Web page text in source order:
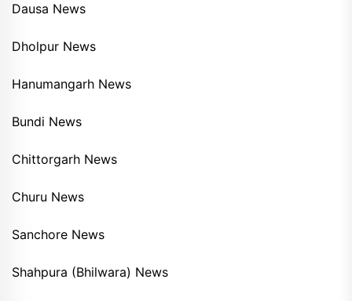
Dausa News
Dholpur News
Hanumangarh News
Bundi News
Chittorgarh News
Churu News
Sanchore News
Shahpura (Bhilwara) News